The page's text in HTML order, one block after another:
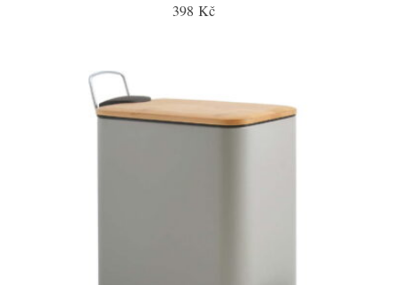
398 Kč